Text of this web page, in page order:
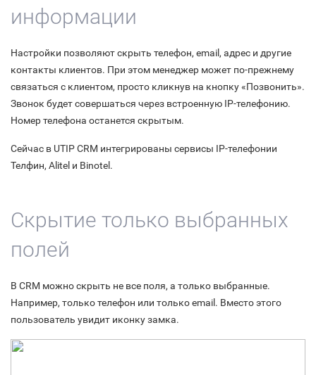
информации
Настройки позволяют скрыть телефон, email, адрес и другие
контакты клиентов. При этом менеджер может по-прежнему
связаться с клиентом, просто кликнув на кнопку «Позвонить».
Звонок будет совершаться через встроенную IP-телефонию.
Номер телефона останется скрытым.
Сейчас в UTIP CRM интегрированы сервисы IP-телефонии
Телфин, Alitel и Binotel.
Скрытие только выбранных
полей
В CRM можно скрыть не все поля, а только выбранные.
Например, только телефон или только email. Вместо этого
пользователь увидит иконку замка.